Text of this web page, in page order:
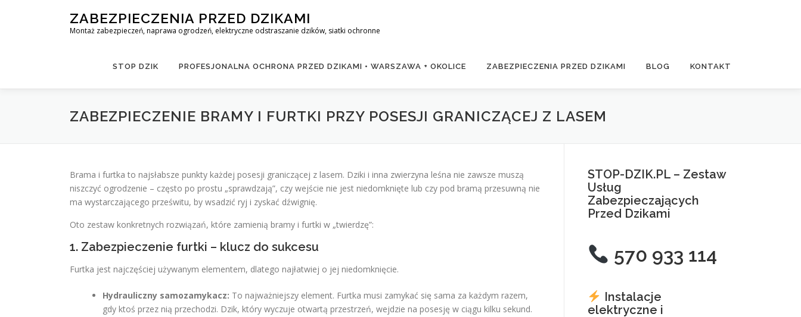
ZABEZPIECZENIA PRZED DZIKAMI
Montaż zabezpieczeń, naprawa ogrodzeń, elektryczne odstraszanie dzików, siatki ochronne
STOP DZIK PROFESJONALNA OCHRONA PRZED DZIKAMI • WARSZAWA + OKOLICE ZABEZPIECZENIA PRZED DZIKAMI BLOG KONTAKT
ZABEZPIECZENIE BRAMY I FURTKI PRZY POSESJI GRANICZĄCEJ Z LASEM
Brama i furtka to najsłabsze punkty każdej posesji graniczącej z lasem. Dziki i inna zwierzyna leśna nie zawsze muszą
niszczyć ogrodzenie – często po prostu „sprawdzają”, czy wejście nie jest niedomknięte lub czy pod bramą przesuwną nie
ma wystarczającego prześwitu, by wsadzić ryj i zyskać dźwignię.
Oto zestaw konkretnych rozwiązań, które zamienią bramy i furtki w „twierdzę”:
1. Zabezpieczenie furtki – klucz do sukcesu
Furtka jest najczęściej używanym elementem, dlatego najłatwiej o jej niedomknięcie.
Hydrauliczny samozamykacz: To najważniejszy element. Furtka musi zamykać się sama za każdym razem,
gdy ktoś przez nią przechodzi. Dzik, który wyczuje otwartą przestrzeń, wejdzie na posesję w ciągu kilku sekund.
STOP-DZIK.PL – Zestaw
Usług
Zabezpieczających
Przed Dzikami
570 933 114
Instalacje
elektryczne i